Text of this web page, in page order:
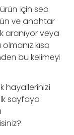
için seo
ve anahtar
aranıyor veya
kısa
bu kelimeyi
hayallerinizi
sayfaya